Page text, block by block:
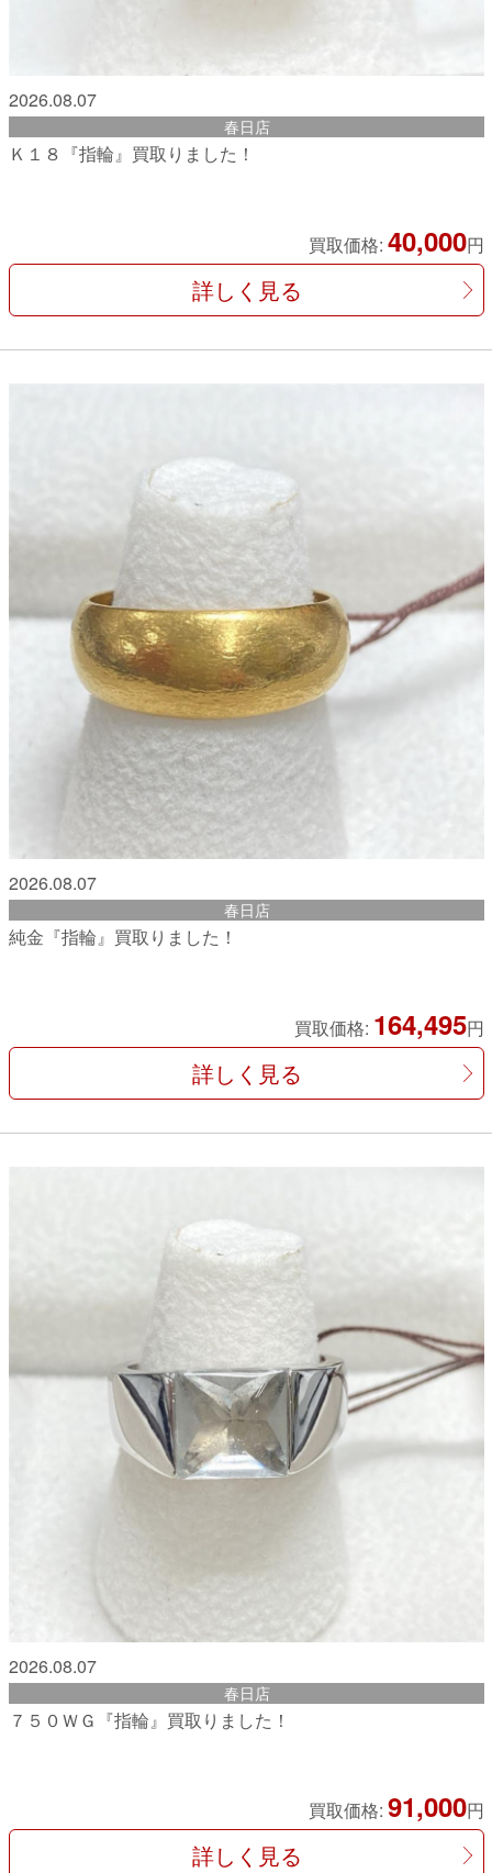
2026.08.07
春日店
Ｋ１８『指輪』買取りました！
買取価格: 40,000円
詳しく見る
2026.08.07
春日店
純金『指輪』買取りました！
買取価格: 164,495円
詳しく見る
2026.08.07
春日店
７５０ＷＧ『指輪』買取りました！
買取価格: 91,000円
詳しく見る